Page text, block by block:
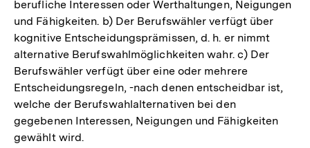
berufliche Interessen oder Werthaltungen, Neigungen
und Fähigkeiten. b) Der Berufswähler verfügt über
kognitive Entscheidungsprämissen, d. h. er nimmt
alternative Berufswahlmöglichkeiten wahr. c) Der
Berufswähler verfügt über eine oder mehrere
Entscheidungsregeln, -nach denen entscheidbar ist,
welche der Berufswahlalternativen bei den
gegebenen Interessen, Neigungen und Fähigkeiten
gewählt wird.